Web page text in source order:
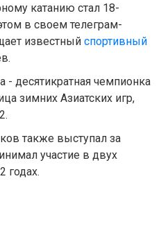
катанию стал 18-
в своем телеграм-
известный спортивный
- десятикратная чемпионка
зимних Азиатских игр,
также выступал за
участие в двух
годах.